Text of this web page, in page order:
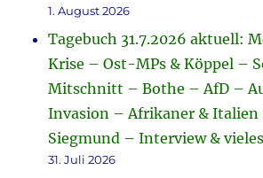
1. August 2026
Tagebuch 31.7.2026 aktuell:
Krise – Ost-MPs & Köppel –
Mitschnitt – Bothe – AfD –
Invasion – Afrikaner & Italien
Siegmund – Interview &
31. Juli 2026